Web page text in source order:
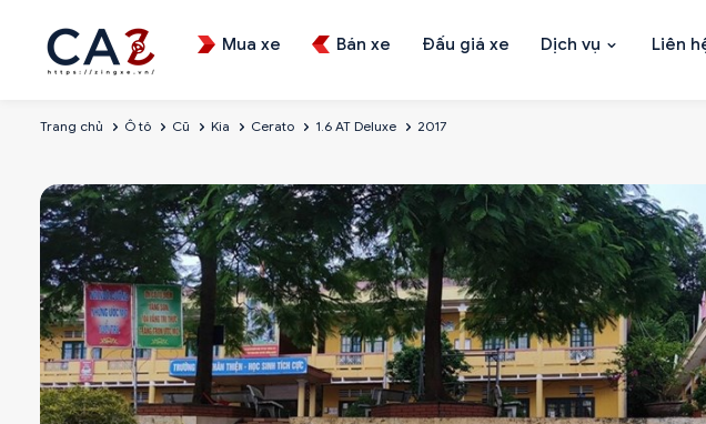
Mua xe Bán xe Đấu giá xe Dịch vụ Liên
Trang chủ Ô tô Cũ Kia Cerato 1.6 AT Deluxe 2017